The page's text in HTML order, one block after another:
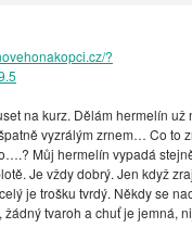
?
na kurz. Dělám hermelín už
vyzrálým zrnem… Co to
Můj hermelín vypadá
Je vždy dobrý. Jen když
je trošku tvrdý. Někdy se
tvaroh a chuť je jemná,